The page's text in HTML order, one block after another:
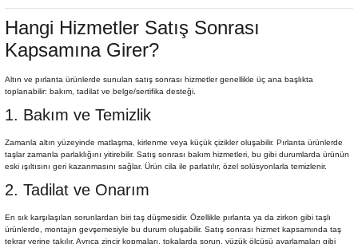
Hangi Hizmetler Satış Sonrası
Kapsamına Girer?
Altın ve pırlanta ürünlerde sunulan satış sonrası hizmetler genellikle üç ana başlıkta
toplanabilir: bakım, tadilat ve belge/sertifika desteği.
1. Bakım ve Temizlik
Zamanla altın yüzeyinde matlaşma, kirlenme veya küçük çizikler oluşabilir. Pırlanta ürünlerde
taşlar zamanla parlaklığını yitirebilir. Satış sonrası bakım hizmetleri, bu gibi durumlarda ürünün
eski ışıltısını geri kazanmasını sağlar. Ürün cila ile parlatılır, özel solüsyonlarla temizlenir.
2. Tadilat ve Onarım
En sık karşılaşılan sorunlardan biri taş düşmesidir. Özellikle pırlanta ya da zirkon gibi taşlı
ürünlerde, montajın gevşemesiyle bu durum oluşabilir. Satış sonrası hizmet kapsamında taş
tekrar yerine takılır. Ayrıca zincir kopmaları, tokalarda sorun, yüzük ölçüsü ayarlamaları gibi